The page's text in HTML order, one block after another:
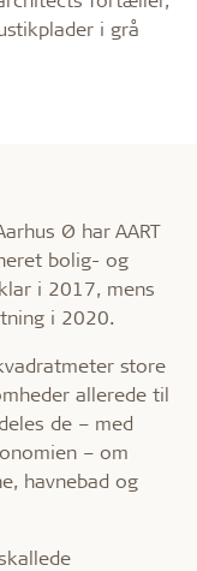
i grå
Ø har AART
bolig- og
i 2017, mens
i 2020.
store
allerede til
de – med
– om
havnebad og